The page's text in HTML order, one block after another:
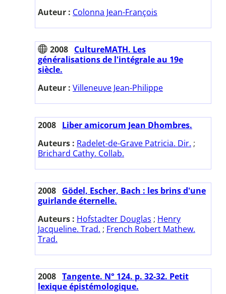
Auteur : Colonna Jean-François
2008 CultureMATH. Les
généralisations de l'intégrale au 19e
siècle.
Auteur : Villeneuve Jean-Philippe
2008 Liber amicorum Jean Dhombres.
Auteurs : Radelet-de-Grave Patricia. Dir. ;
Brichard Cathy. Collab.
2008 Gödel, Escher, Bach : les brins d'une
guirlande éternelle.
Auteurs : Hofstadter Douglas ; Henry
Jacqueline. Trad. ; French Robert Mathew.
Trad.
2008 Tangente. N° 124. p. 32-32. Petit
lexique épistémologique.